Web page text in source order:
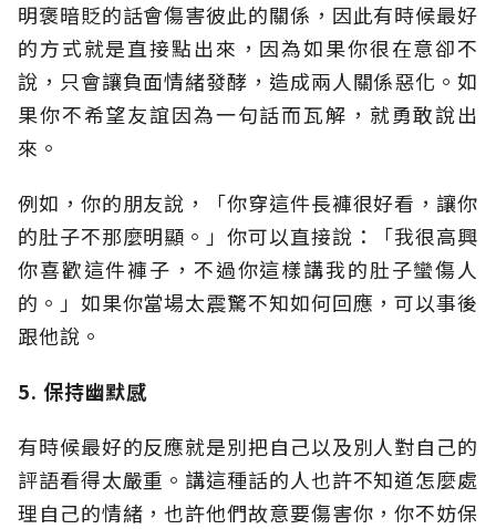
明褒暗貶的話會傷害彼此的關係，因此有時候最好
的方式就是直接點出來，因為如果你很在意卻不
說，只會讓負面情緒發酵，造成兩人關係惡化。如
果你不希望友誼因為一句話而瓦解，就勇敢說出
來。
例如，你的朋友說，「你穿這件長褲很好看，讓你
的肚子不那麼明顯。」你可以直接說：「我很高興
你喜歡這件褲子，不過你這樣講我的肚子蠻傷人
的。」如果你當場太震驚不知如何回應，可以事後
跟他說。
5. 保持幽默感
有時候最好的反應就是別把自己以及別人對自己的
評語看得太嚴重。講這種話的人也許不知道怎麼處
理自己的情緒，也許他們故意要傷害你，你不妨保